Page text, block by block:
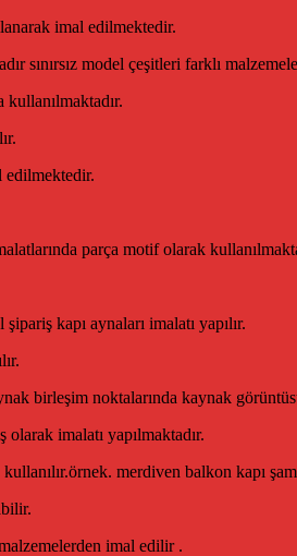
imal edilmektedir.
sınırsız model çeşitleri farklı
edilmektedir.
parça motif olarak
kapı aynaları imalatı yapılır.
birleşim noktalarında kaynak
imalatı yapılmaktadır.
merdiven balkon kapı
imal edilir .